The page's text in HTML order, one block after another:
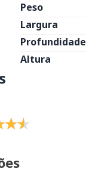
Peso
Largura
Profundidade
Altura